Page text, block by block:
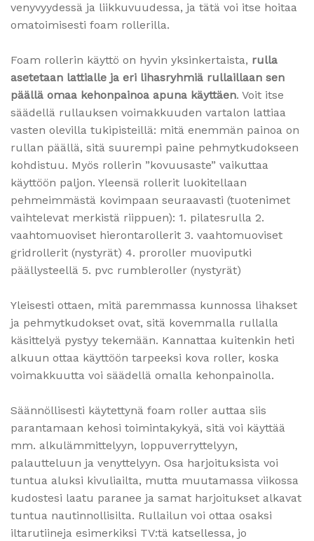
venyvyydessä ja liikkuvuudessa, ja tätä voi itse hoitaa
omatoimisesti foam rollerilla.
Foam rollerin käyttö on hyvin yksinkertaista, rulla
asetetaan lattialle ja eri lihasryhmiä rullaillaan sen
päällä omaa kehonpainoa apuna käyttäen. Voit itse
säädellä rullauksen voimakkuuden vartalon lattiaa
vasten olevilla tukipisteillä: mitä enemmän painoa on
rullan päällä, sitä suurempi paine pehmytkudokseen
kohdistuu. Myös rollerin ”kovuusaste” vaikuttaa
käyttöön paljon. Yleensä rollerit luokitellaan
pehmeimmästä kovimpaan seuraavasti (tuotenimet
vaihtelevat merkistä riippuen): 1. pilatesrulla 2.
vaahtomuoviset hierontarollerit 3. vaahtomuoviset
gridrollerit (nystyrät) 4. proroller muoviputki
päällysteellä 5. pvc rumbleroller (nystyrät)
Yleisesti ottaen, mitä paremmassa kunnossa lihakset
ja pehmytkudokset ovat, sitä kovemmalla rullalla
käsittelyä pystyy tekemään. Kannattaa kuitenkin heti
alkuun ottaa käyttöön tarpeeksi kova roller, koska
voimakkuutta voi säädellä omalla kehonpainolla.
Säännöllisesti käytettynä foam roller auttaa siis
parantamaan kehosi toimintakykyä, sitä voi käyttää
mm. alkulämmittelyyn, loppuverryttelyyn,
palautteluun ja venyttelyyn. Osa harjoituksista voi
tuntua aluksi kivuliailta, mutta muutamassa viikossa
kudostesi laatu paranee ja samat harjoitukset alkavat
tuntua nautinnollisilta. Rullailun voi ottaa osaksi
iltarutiineja esimerkiksi TV:tä katsellessa, jo